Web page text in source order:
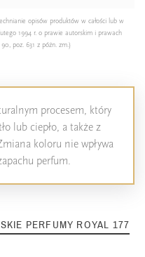
opisów produktów w całości lub w
1994 r. o prawie autorskim i prawach
poz. 631 z późn. zm.)
procesem, który
lub ciepło, a także z
koloru nie wpływa
perfum.
PERFUMY ROYAL 177